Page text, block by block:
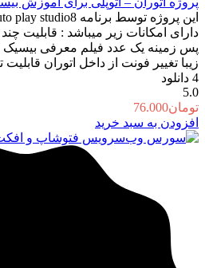
دارای امکانات زیر میباشد : قابلیت
پس زمینه یک عدد فیلم معرفی بیسیک
زیبا تغییر فونت از داخل اتوران
4 دانلود
5.0
تومان76.000
افزودن به سبد خرید